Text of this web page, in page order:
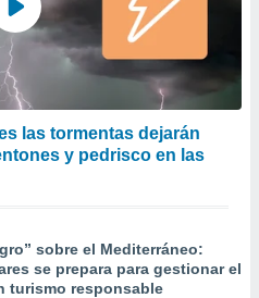
las tormentas dejarán
y pedrisco en las
sobre el Mediterráneo:
se prepara para gestionar el
turismo responsable